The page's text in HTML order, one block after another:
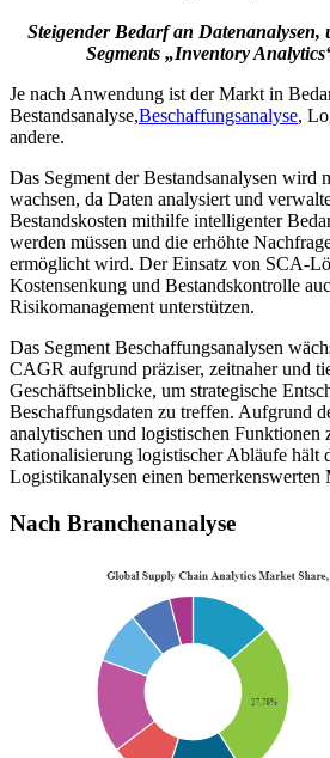
Steigender Bedarf an Datenanalysen,
Segments „Inventory
Je nach Anwendung ist der Markt in
Bestandsanalyse,Beschaffungsanalyse,
andere.
Das Segment der Bestandsanalysen wird
wachsen, da Daten analysiert und
Bestandskosten mithilfe intelligenter
werden müssen und die erhöhte
ermöglicht wird. Der Einsatz von SCA-
Kostensenkung und Bestandskontrolle
Risikomanagement unterstützen.
Das Segment Beschaffungsanalysen
CAGR aufgrund präziser, zeitnaher und
Geschäftseinblicke, um strategische
Beschaffungsdaten zu treffen. Aufgrund
analytischen und logistischen Funktionen
Rationalisierung logistischer Abläufe hält
Logistikanalysen einen bemerkenswerten
Nach Branchenanalyse